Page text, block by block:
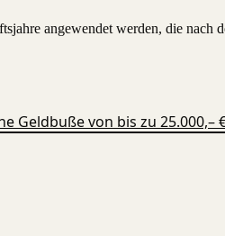
angewendet werden, die nach
Geldbuße von bis zu 25.000,–